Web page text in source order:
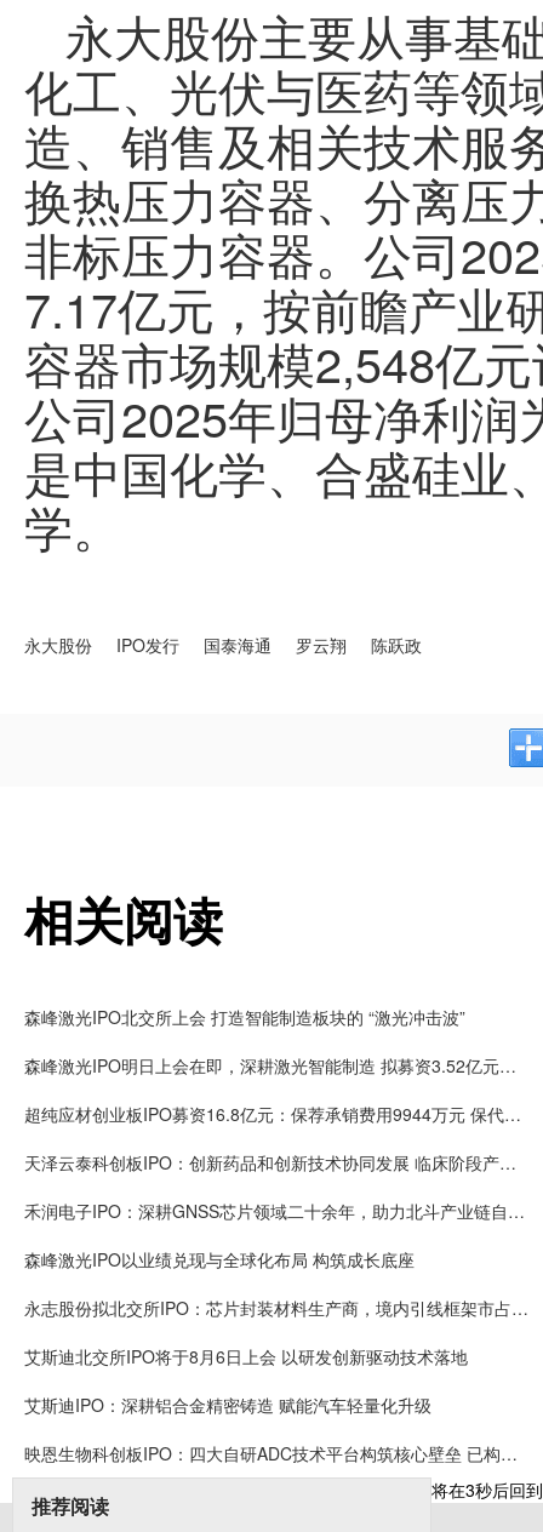
永大股份主要从事基
化工、光伏与医药等领
造、销售及相关技术服
换热压力容器、分离压
非标压力容器。公司
7.17亿元，按前瞻产业
容器市场规模2,548亿
公司2025年归母净利
是中国化学、合盛硅业
学。
永大股份 IPO发行 国泰海通 罗云翔 陈跃政
相关阅读
森峰激光IPO北交所上会 打造智能制造板块的 “激光冲击波”
森峰激光IPO明日上会在即，深耕激光智能制造 拟募资3.52亿元扩产增效
超纯应材创业板IPO募资16.8亿元：保荐承销费用9944万元 保代袁琳翕、张冠峰或可拿奖金
天泽云泰科创板IPO：创新药品和创新技术协同发展 临床阶段产品研发进度均为全球首位或前三
禾润电子IPO：深耕GNSS芯片领域二十余年，助力北斗产业链自主可控，出货量国内厂商第一
森峰激光IPO以业绩兑现与全球化布局 构筑成长底座
永志股份拟北交所IPO：芯片封装材料生产商，境内引线框架市占率7.63%，长电科技、通富微电供应商
艾斯迪北交所IPO将于8月6日上会 以研发创新驱动技术落地
艾斯迪IPO：深耕铝合金精密铸造 赋能汽车轻量化升级
映恩生物科创板IPO：四大自研ADC技术平台构筑核心壁垒 已构建起覆盖10款临床阶段资产的丰富管线
推荐阅读
将在3秒后回